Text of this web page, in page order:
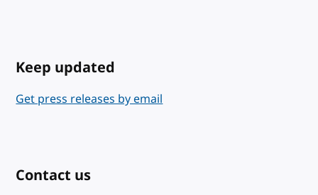
Keep updated
Get press releases by email
Contact us